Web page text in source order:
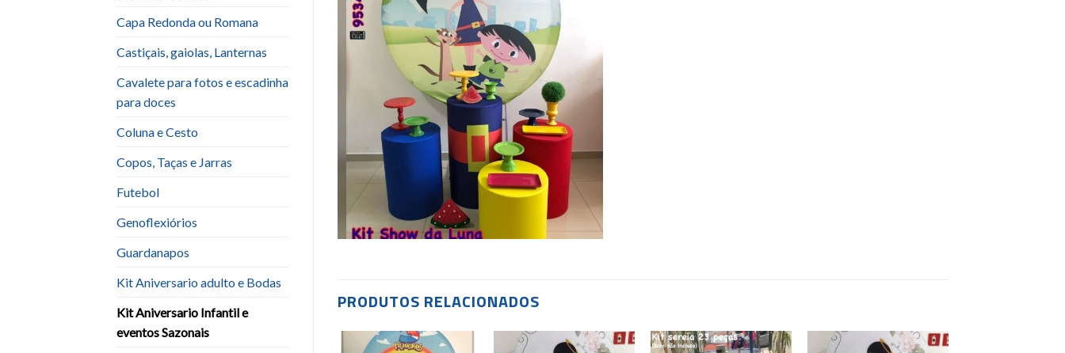
Capa Redonda ou Romana
Castiçais, gaiolas, Lanternas
Cavalete para fotos e escadinha
para doces
Coluna e Cesto
Copos, Taças e Jarras
Futebol
Genoflexiórios
Guardanapos
Kit Aniversario adulto e Bodas
Kit Aniversario Infantil e
eventos Sazonais
PRODUTOS RELACIONADOS